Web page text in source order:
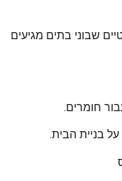
שבוני בתים מגיעים
חומרים.
בניית הבית.